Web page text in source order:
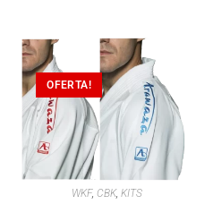
OFERTA!
WKF, CBK,KITS